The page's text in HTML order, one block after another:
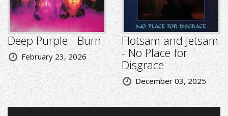
Deep Purple - Burn
February 23, 2026
Flotsam and Jetsam
- No Place for
Disgrace
December 03, 2025